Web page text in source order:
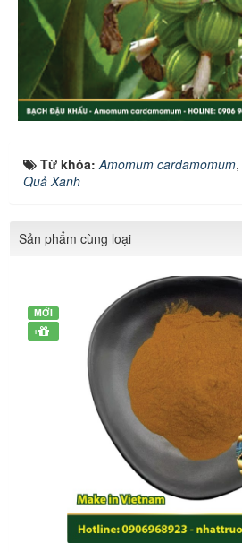
Từ khóa:Amomum cardamomum,
Quả Xanh
Sản phẩm cùng loại
MỚI
+